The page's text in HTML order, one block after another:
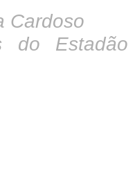
Cardoso
do Estadão